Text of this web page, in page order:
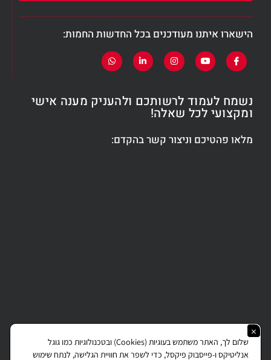
הישארו איתנו מעודכנים בכל החדשות החמות:
נשמח לעמוד לרשותכם ולהעניק מענה אישי
ומקצועי לכל שאלה!
מלאו פהטיכם וניצור קשר בהקדם:
×
שלום לך, האתר משתמש בעוגיות (Cookies) ובטכנולוגיות כמו גוגל
אנליטיקס ו-פייסבוק פיקסל, כדי לשפר את חוויית הגלישה, לנתח שימוש